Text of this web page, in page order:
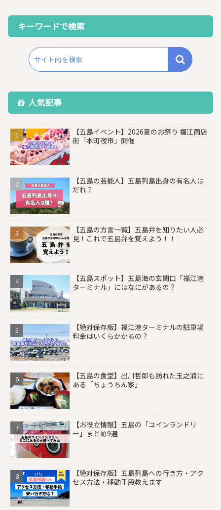
キーワードで検索
人気記事
【五島イベント】2026夏のお祭り 福江商店
街「本町夜市」開催
【五島の芸能人】五島列島出身の有名人は
だれ？
【五島の方言一覧】五島弁を知りたい人必
見！これで五島弁を覚えよう！！
【五島スポット】五島海の玄関口「福江港
ターミナル」にはなにがあるの？
【絶対保存版】福江港ターミナルの駐車場
料金はいくらかかるの？
【五島の食堂】出川哲郎も訪れた玉之浦に
ある「ちょうちん家」
【お役立情報】五島の「コインランドリ
ー」まとめ9選
【絶対保存版】五島列島への行き方・アク
セス方法・移動手段教えます